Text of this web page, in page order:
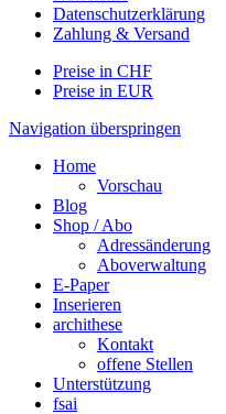
Datenschutzerklärung
Zahlung & Versand
Preise in CHF
Preise in EUR
Navigation überspringen
Home
Vorschau
Blog
Shop / Abo
Adressänderung
Aboverwaltung
E-Paper
Inserieren
archithese
Kontakt
offene Stellen
Unterstützung
fsai